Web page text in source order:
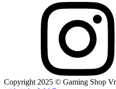
Copyright 2025 © Gaming Shop